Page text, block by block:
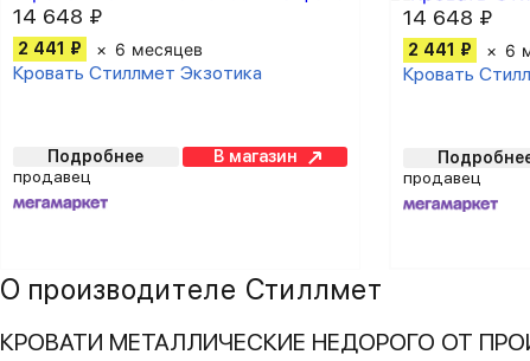
14 648 ₽
2 441 ₽ 6 месяцев
Кровать Стиллмет Экзотика
Подробнее
В магазин
продавец
14 648 ₽
2 441 ₽ 6
Кровать
продавец
О производителе Стиллмет
КРОВАТИ МЕТАЛЛИЧЕСКИЕ НЕДОРОГО ОТ